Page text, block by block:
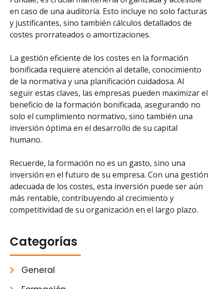
en caso de una auditoría. Esto incluye no solo facturas
y justificantes, sino también cálculos detallados de
costes prorrateados o amortizaciones.
La gestión eficiente de los costes en la formación
bonificada requiere atención al detalle, conocimiento
de la normativa y una planificación cuidadosa. Al
seguir estas claves, las empresas pueden maximizar el
beneficio de la formación bonificada, asegurando no
solo el cumplimiento normativo, sino también una
inversión óptima en el desarrollo de su capital
humano.
Recuerde, la formación no es un gasto, sino una
inversión en el futuro de su empresa. Con una gestión
adecuada de los costes, esta inversión puede ser aún
más rentable, contribuyendo al crecimiento y
competitividad de su organización en el largo plazo.
Categorías
General